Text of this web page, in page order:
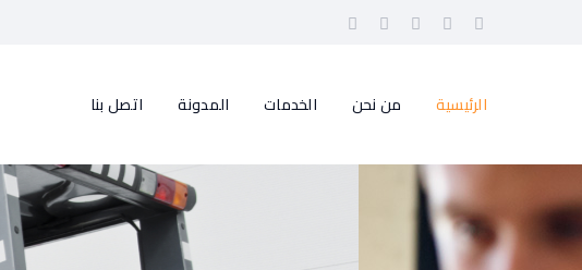
اتصل بنا المدونة الخدمات من نحن الرئيسية